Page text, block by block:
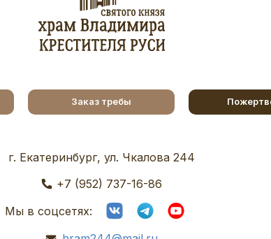
Заказ требы
г. Екатеринбург, ул. Чкалова 244
+7 (952) 737-16-86
Мы в соцсетях: